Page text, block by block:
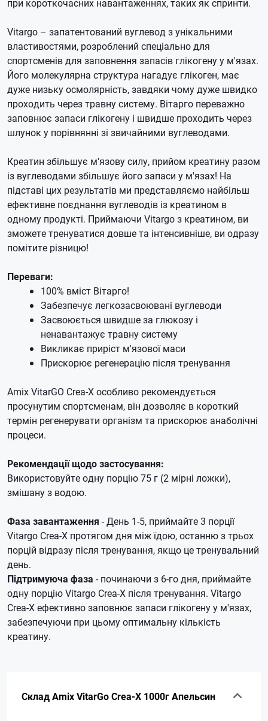
при короткочасних навантаженнях, таких як спринти.
Vitargo – запатентований вуглевод з унікальними
властивостями, розроблений спеціально для
спортсменів для заповнення запасів глікогену у м'язах.
Його молекулярна структура нагадує глікоген, має
дуже низьку осмолярність, завдяки чому дуже швидко
проходить через травну систему. Вітарго переважно
заповнює запаси глікогену і швидше проходить через
шлунок у порівнянні зі звичайними вуглеводами.
Креатин збільшує м'язову силу, прийом креатину разом
із вуглеводами збільшує його запаси у м'язах! На
підставі цих результатів ми представляємо найбільш
ефективне поєднання вуглеводів із креатином в
одному продукті. Приймаючи Vitargo з креатином, ви
зможете тренуватися довше та інтенсивніше, ви одразу
помітите різницю!
Переваги:
100% вміст Вітарго!
Забезпечує легкозасвоювані вуглеводи
Засвоюється швидше за глюкозу і
ненавантажує травну систему
Викликає приріст м'язової маси
Прискорює регенерацію після тренування
Amix VitarGO Crea-X особливо рекомендується
просунутим спортсменам, він дозволяє в короткий
термін регенерувати організм та прискорює анаболічні
процеси.
Рекомендації щодо застосування:
Використовуйте одну порцію 75 г (2 мірні ложки),
змішану з водою.
Фаза завантаження - День 1-5, приймайте 3 порції
Vitargo Crea-X протягом дня між їдою, останню з трьох
порцій відразу після тренування, якщо це тренувальний
день.
Підтримуюча фаза - починаючи з 6-го дня, приймайте
одну порцію Vitargo Crea-X після тренування. Vitargo
Crea-X ефективно заповнює запаси глікогену у м'язах,
забезпечуючи при цьому оптимальну кількість
креатину.
Склад Amix VitarGo Crea-X 1000г Апельсин